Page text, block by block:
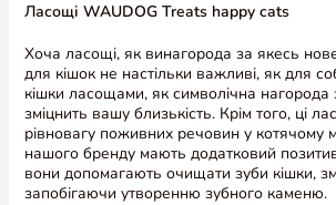
Ласощі WAUDOG Treats happy cats
Хоча ласощі, як винагорода за якесь
для кішок не настільки важливі, як для
кішки ласощами, як символічна нагорода
зміцнить вашу близькість. Крім того, ці
рівновагу поживних речовин у котячому
нашого бренду мають додатковий
вони допомагають очищати зуби кішки,
запобігаючи утворенню зубного каменю.